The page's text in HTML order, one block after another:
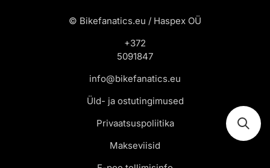
© Bikefanatics.eu / Haspex OÜ
+372
5091847
info@bikefanatics.eu
Üld- ja ostutingimused
Privaatsuspoliitika
Makseviisid